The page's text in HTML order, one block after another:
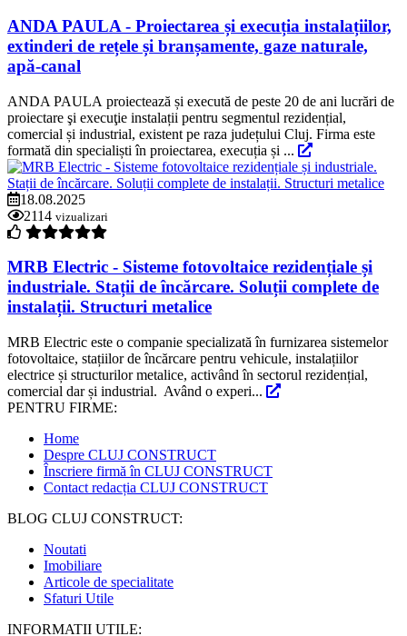
ANDA PAULA - Proiectarea și execuția instalațiilor,
extinderi de rețele și branșamente, gaze naturale,
apă-canal
ANDA PAULA proiectează și execută de peste 20 de ani lucrări de
proiectare şi execuţie instalații pentru segmentul rezidențial,
comercial și industrial, existent pe raza județului Cluj. Firma este
formată din specialiști în proiectarea, execuția și ...
18.08.2025
2114 vizualizari
MRB Electric - Sisteme fotovoltaice rezidențiale și
industriale. Stații de încărcare. Soluții complete de
instalații. Structuri metalice
MRB Electric este o companie specializată în furnizarea sistemelor
fotovoltaice, stațiilor de încărcare pentru vehicule, instalațiilor
electrice și structurilor metalice, activând în sectorul rezidențial,
comercial dar și industrial. Având o experi...
PENTRU FIRME:
Home
Despre CLUJ CONSTRUCT
Înscriere firmă în CLUJ CONSTRUCT
Contact redacția CLUJ CONSTRUCT
BLOG CLUJ CONSTRUCT:
Noutati
Imobiliare
Articole de specialitate
Sfaturi Utile
INFORMATII UTILE: